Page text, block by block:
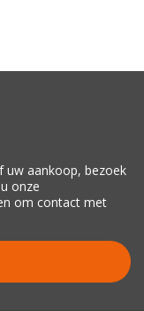
uw aankoop, bezoek
onze
om contact met